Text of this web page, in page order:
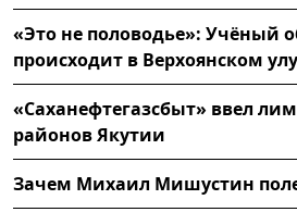
«Это не половодье»: Учёный
происходит в Верхоянском
«Саханефтегазсбыт» ввел
районов Якутии
Зачем Михаил Мишустин